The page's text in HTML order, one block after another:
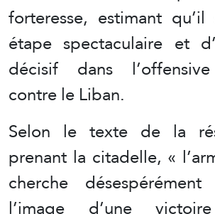
forteresse, estimant qu’il
étape spectaculaire et
décisif dans
contre le Liban.
Selon le texte de la
prenant la citadelle, «
cherche